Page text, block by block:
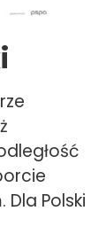
Dla Polski